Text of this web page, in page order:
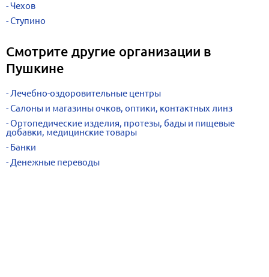
Чехов
Ступино
Смотрите другие организации в
Пушкине
Лечебно-оздоровительные центры
Салоны и магазины очков, оптики, контактных линз
Ортопедические изделия, протезы, бады и пищевые
добавки, медицинские товары
Банки
Денежные переводы